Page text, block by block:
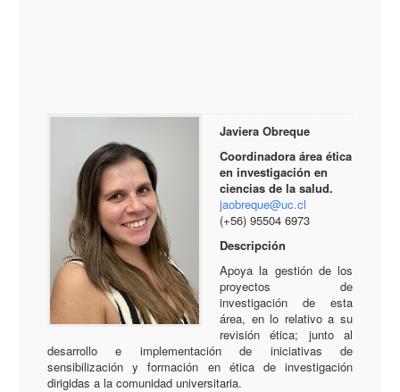
Javiera Obreque
Coordinadora área ética
en investigación en
ciencias de la salud.
jaobreque@uc.cl
(+56) 95504 6973
Descripción
Apoya la gestión de los
proyectos de
investigación de esta
área, en lo relativo a su
revisión ética; junto al
desarrollo e implementación de iniciativas de
sensibilización y formación en ética de investigación
dirigidas a la comunidad universitaria.